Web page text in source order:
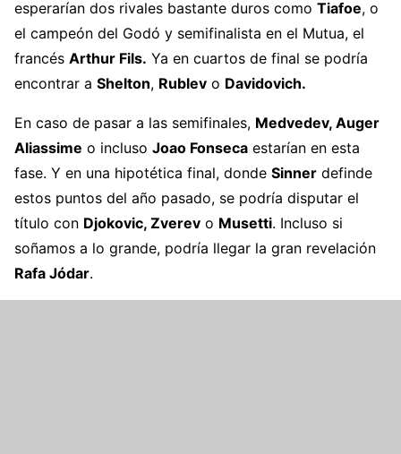
esperarían dos rivales bastante duros como Tiafoe, o
el campeón del Godó y semifinalista en el Mutua, el
francés Arthur Fils. Ya en cuartos de final se podría
encontrar a Shelton, Rublev o Davidovich.
En caso de pasar a las semifinales, Medvedev, Auger
Aliassime o incluso Joao Fonseca estarían en esta
fase. Y en una hipotética final, donde Sinner definde
estos puntos del año pasado, se podría disputar el
título con Djokovic, Zverev o Musetti. Incluso si
soñamos a lo grande, podría llegar la gran revelación
Rafa Jódar.